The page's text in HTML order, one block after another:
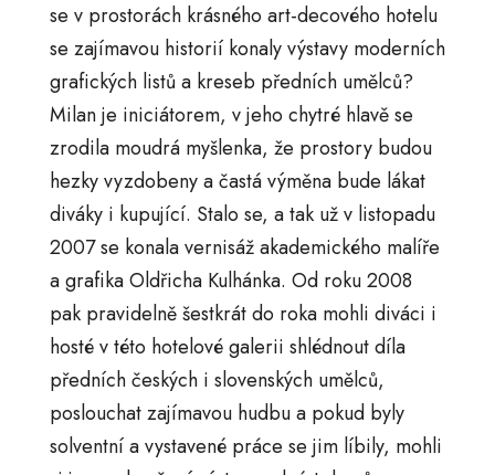
se v prostorách krásného art-decového hotelu
se zajímavou historií konaly výstavy moderních
grafických listů a kreseb předních umělců?
Milan je iniciátorem, v jeho chytré hlavě se
zrodila moudrá myšlenka, že prostory budou
hezky vyzdobeny a častá výměna bude lákat
diváky i kupující. Stalo se, a tak už v listopadu
2007 se konala vernisáž akademického malíře
a grafika Oldřicha Kulhánka. Od roku 2008
pak pravidelně šestkrát do roka mohli diváci i
hosté v této hotelové galerii shlédnout díla
předních českých i slovenských umělců,
poslouchat zajímavou hudbu a pokud byly
solventní a vystavené práce se jim líbily, mohli